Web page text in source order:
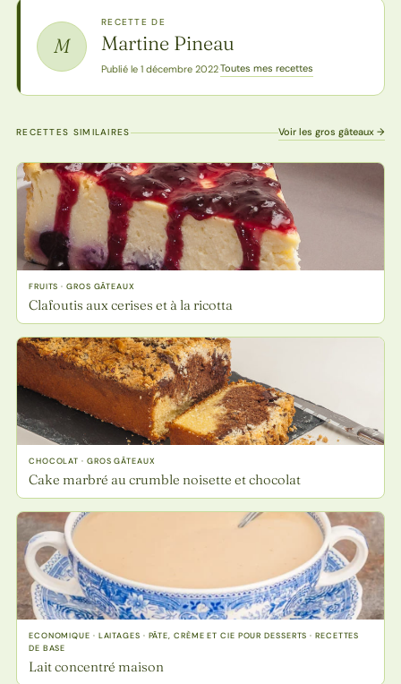
M
RECETTE DE
Martine Pineau
Publié le 1 décembre 2022·Toutes mes recettes
RECETTES SIMILAIRES Voir les gros gâteaux →
FRUITS · GROS GÂTEAUX
Clafoutis aux cerises et à la ricotta
CHOCOLAT · GROS GÂTEAUX
Cake marbré au crumble noisette et chocolat
ECONOMIQUE · LAITAGES · PÂTE, CRÈME ET CIE POUR DESSERTS · RECETTES
DE BASE
Lait concentré maison